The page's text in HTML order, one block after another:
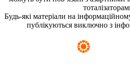
Будь-які матеріали на
публікуються виключно з